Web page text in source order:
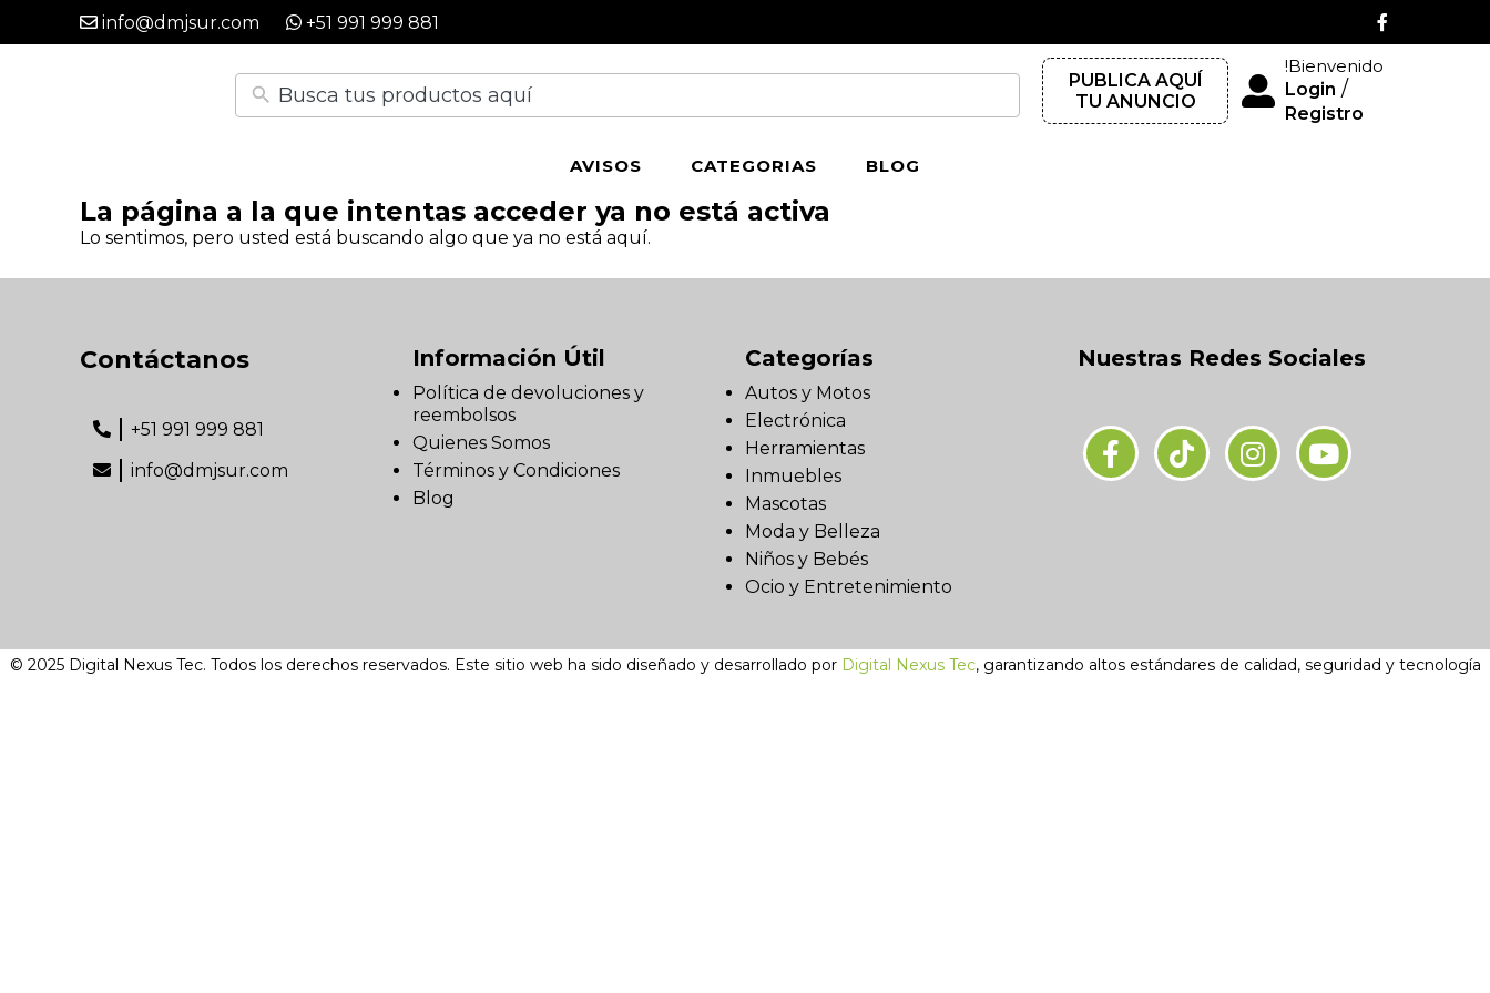
info@dmjsur.com +51 991 999 881
PUBLICA AQUÍ
TU ANUNCIO
!Bienvenido
Login /
Registro
AVISOS CATEGORIAS BLOG
La página a la que intentas acceder ya no está activa
Lo sentimos, pero usted está buscando algo que ya no está aquí.
Contáctanos
+51 991 999 881
info@dmjsur.com
Información Útil
Política de devoluciones y
reembolsos
Quienes Somos
Términos y Condiciones
Blog
Categorías
Autos y Motos
Electrónica
Herramientas
Inmuebles
Mascotas
Moda y Belleza
Niños y Bebés
Ocio y Entretenimiento
Nuestras Redes Sociales
© 2025 Digital Nexus Tec. Todos los derechos reservados. Este sitio web ha sido diseñado y desarrollado por Digital Nexus Tec, garantizando altos estándares de calidad, seguridad y tecnología